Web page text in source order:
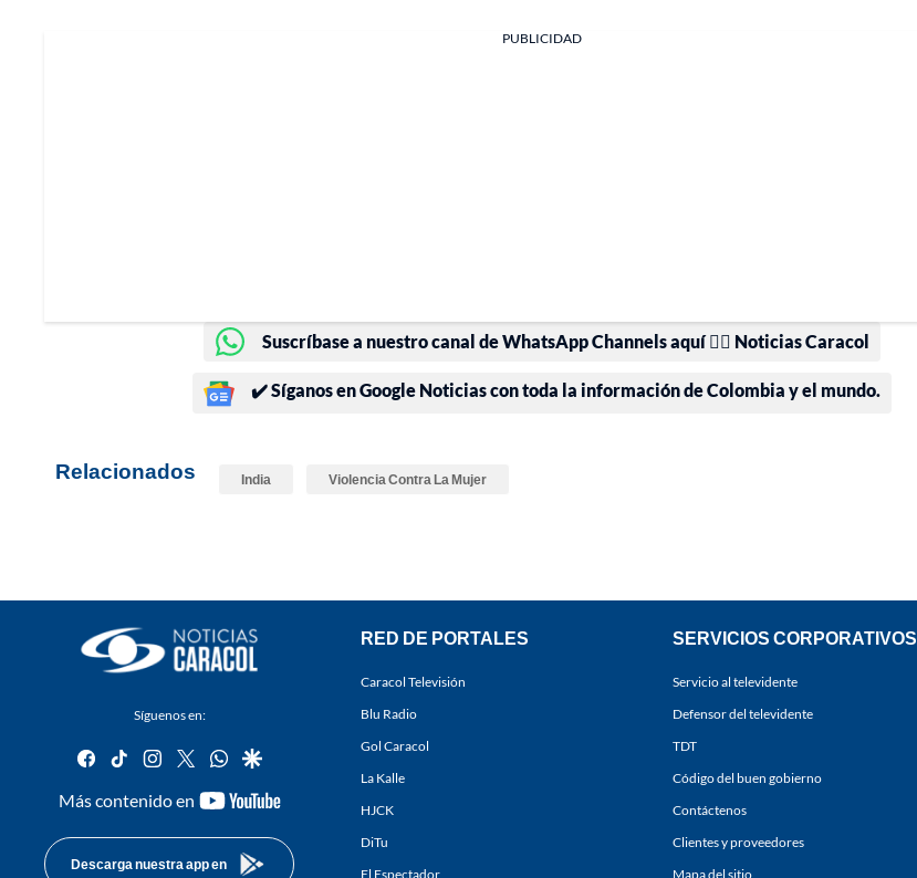
PUBLICIDAD
Suscríbase a nuestro canal de WhatsApp Channels aquí 👉🏻 Noticias Caracol
✔️ Síganos en Google Noticias con toda la información de Colombia y el mundo.
Relacionados India Violencia Contra La Mujer
Síguenos en:
facebook
tiktok instagram
twitterwhatsapp
google
Más contenido en
youtube-
Descarga nuestra app en
RED DE PORTALES
Caracol Televisión
Blu Radio
Gol Caracol
La Kalle
HJCK
DiTu
El Espectador
SERVICIOS CORPORATIVOS
Servicio al televidente
Defensor del televidente
TDT
Código del buen gobierno
Contáctenos
Clientes y proveedores
Mapa del sitio